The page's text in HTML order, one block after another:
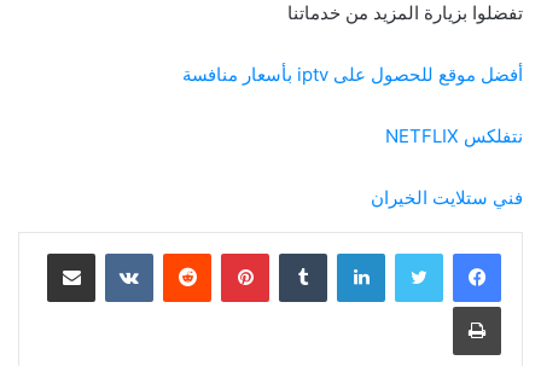
تفضلوا بزيارة المزيد من خدماتنا
أفضل موقع للحصول على iptv بأسعار منافسة
نتفلكس NETFLIX
فني ستلايت الخيران